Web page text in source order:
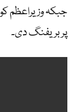
جبکہ وزیراعظم
پر بریفنگ دی۔